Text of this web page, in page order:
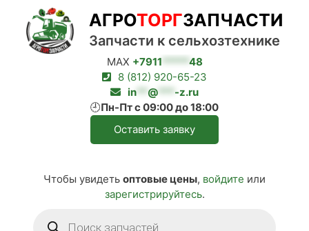
Перейти
содержимому
MAX +7911 ***** 48
8 (812) 920-65-23
in
@ *** -z.ru
🕘Пн-Пт с 09:00 до 18:00
Оставить заявку
Чтобы увидеть оптовые цены, войдите или
зарегистрируйтесь.
товаров
АГРОТОРГЗАПЧАСТИ
Запчасти к сельхозтехнике